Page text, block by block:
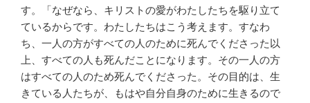
す。「なぜなら、キリストの愛がわたしたちを駆り立て
ているからです。わたしたちはこう考えます。すなわ
ち、一人の方がすべての人のために死んでくださった以
上、すべての人も死んだことになります。その一人の方
はすべての人のため死んでくださった。その目的は、生
きている人たちが、もはや自分自身のために生きるので